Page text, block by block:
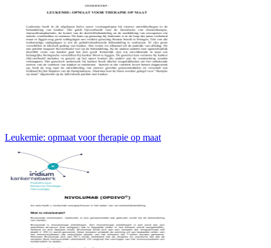
Leukemie: opmaat voor therapie op maat